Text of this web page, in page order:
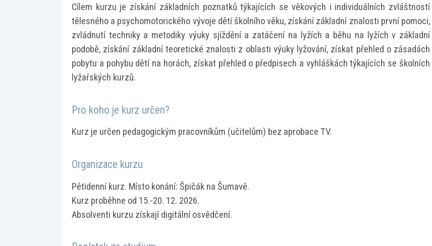
Cílem kurzu je získání základních poznatků týkajících se věkových i individuálních zvláštností
tělesného a psychomotorického vývoje dětí školního věku, získání základní znalosti první pomoci,
zvládnutí techniky a metodiky výuky sjíždění a zatáčení na lyžích a běhu na lyžích v základní
podobě, získání základní teoretické znalosti z oblasti výuky lyžování, získat přehled o zásadách
pobytu a pohybu dětí na horách, získat přehled o předpisech a vyhláškách týkajících se školních
lyžařských kurzů.
Pro koho je kurz určen?
Kurz je určen pedagogickým pracovníkům (učitelům) bez aprobace TV.
Organizace kurzu
Pětidenní kurz. Místo konání: Špičák na Šumavě.
Kurz proběhne od 15.-20. 12. 2026.
Absolventi kurzu získají digitální osvědčení.